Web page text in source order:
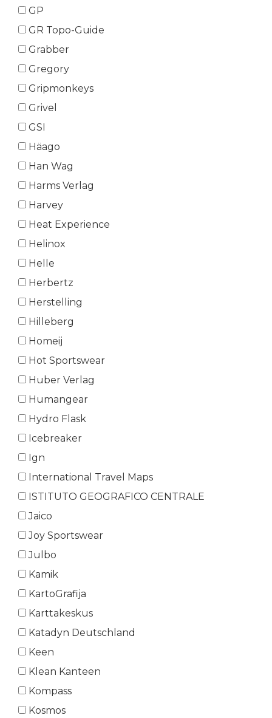
GP
GR Topo-Guide
Grabber
Gregory
Gripmonkeys
Grivel
GSI
Häago
Han Wag
Harms Verlag
Harvey
Heat Experience
Helinox
Helle
Herbertz
Herstelling
Hilleberg
Homeij
Hot Sportswear
Huber Verlag
Humangear
Hydro Flask
Icebreaker
Ign
International Travel Maps
ISTITUTO GEOGRAFICO CENTRALE
Jaico
Joy Sportswear
Julbo
Kamik
KartoGrafija
Karttakeskus
Katadyn Deutschland
Keen
Klean Kanteen
Kompass
Kosmos